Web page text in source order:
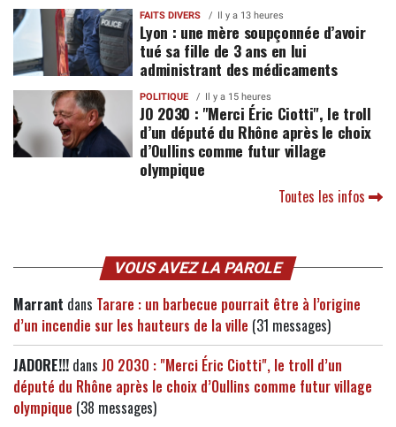
FAITS DIVERS Il y a 13 heures
Lyon : une mère soupçonnée d’avoir
tué sa fille de 3 ans en lui
administrant des médicaments
POLITIQUE Il y a 15 heures
JO 2030 : "Merci Éric Ciotti", le troll
d’un député du Rhône après le choix
d’Oullins comme futur village
olympique
Toutes les infos
VOUS AVEZ LA PAROLE
Marrant dans Tarare : un barbecue pourrait être à l’origine
d’un incendie sur les hauteurs de la ville (31 messages)
JADORE!!! dans JO 2030 : "Merci Éric Ciotti", le troll d’un
député du Rhône après le choix d’Oullins comme futur village
olympique (38 messages)